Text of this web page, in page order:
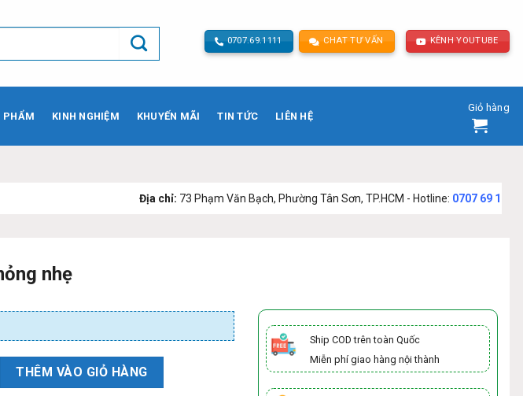
0707.69.1111 CHAT TƯ VẤN KÊNH YOUTUBE
PHẨM KINH NGHIỆM KHUYẾN MÃI TIN TỨC LIÊN HỆ
Giỏ hàng
73 Phạm Văn Bạch, Phường Tân Sơn, TP.HCM - Hotline:0707 69 1111
nhẹ
THÊM VÀO GIỎ HÀNG
Ship COD trên toàn Quốc
Miễn phí giao hàng nội thành